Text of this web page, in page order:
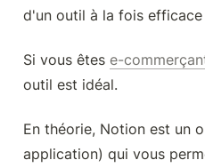
d'un outil à la fois
Si vous êtes e-
outil est idéal.
En théorie, Notion est un
application) qui vous